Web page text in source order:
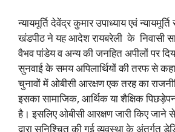
न्यायमूर्ति देवेंद्र कुमार उपाध्याय एवं
खंडपीठ ने यह आदेश रायबरेली के निवासी
वैभव पांडेय व अन्य की जनहित अपीलों पर
सुनवाई के समय अपिलार्थियों की तरफ से
चुनावों में ओबीसी आरक्षण एक तरह का
इसका सामाजिक, आर्थिक या शैक्षिक
है। इसलिए ओबीसी आरक्षण जारी किए जाने से
द्वारा सुनिश्चित की गई व्यवस्था के अंतर्गत